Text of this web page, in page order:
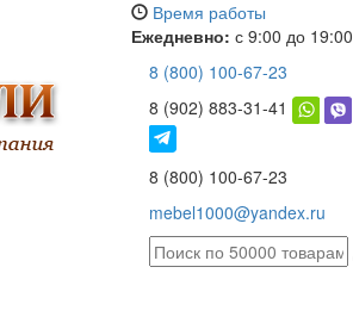
Время работы
Ежедневно: с 9:00 до 19:00
8 (800) 100-67-23
8 (902) 883-31-41
8 (800) 100-67-23
mebel1000@yandex.ru